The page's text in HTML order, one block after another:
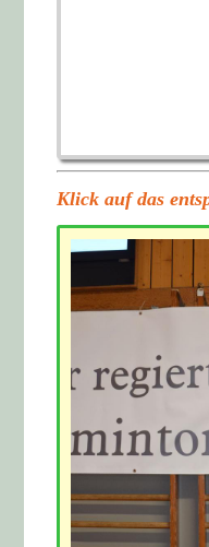
Klick auf das